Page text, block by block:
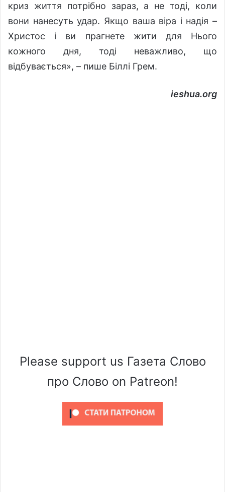
криз життя потрібно зараз, а не тоді, коли
вони нанесуть удар. Якщо ваша віра і надія –
Христос і ви прагнете жити для Нього
кожного дня, тоді неважливо, що
відбувається», – пише Біллі Грем.
ieshua.org
Please support us Газета Слово
про Слово on Patreon!